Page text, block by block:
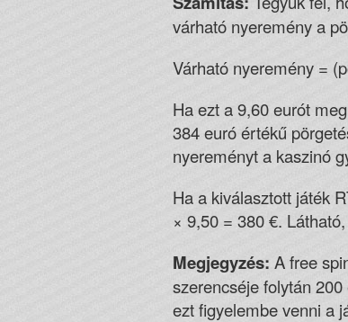
várható nyeremény a
Várható nyeremény =
Ha ezt a 9,60 eurót
384 euró értékű
nyereményt a kaszinó
Ha a kiválasztott játék
× 9,50 = 380 €.
Megjegyzés: A free
szerencséje folytán
ezt figyelembe venni a